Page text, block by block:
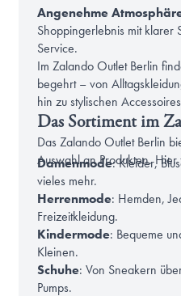
Angenehme
Shoppingerlebnis mit klarer
Service.
Im Zalando Outlet Berlin
begehrt – von
hin zu stylischen
Das Sortiment im
Das Zalando Outlet Berlin
Auswahl an Produkten. Hier
Damenmode: Kleider,
vieles mehr.
Herrenmode: Hemden,
Freizeitkleidung.
Kindermode: Bequeme
Kleinen.
Schuhe: Von Sneakern
Pumps.